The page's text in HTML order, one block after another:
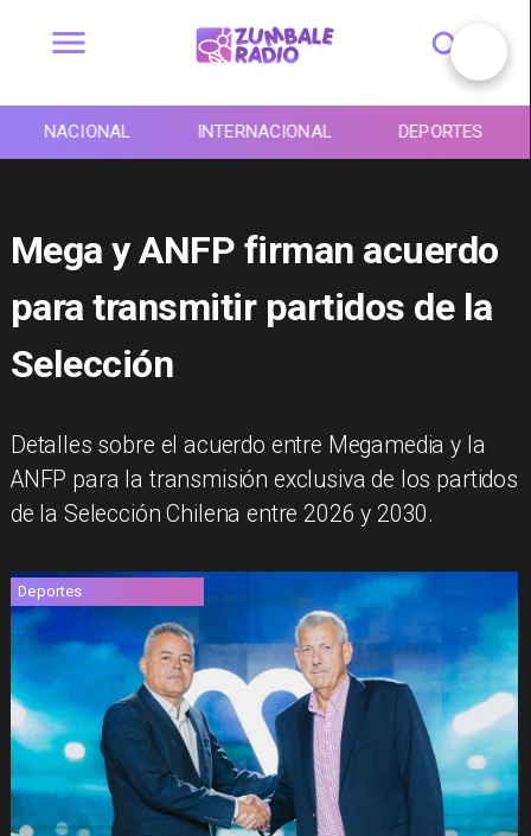
NACIONAL INTERNACIONAL DEPORTES
Mega y ANFP firman acuerdo
para transmitir partidos de la
Selección
Detalles sobre el acuerdo entre Megamedia y la
ANFP para la transmisión exclusiva de los partidos
de la Selección Chilena entre 2026 y 2030.
Deportes